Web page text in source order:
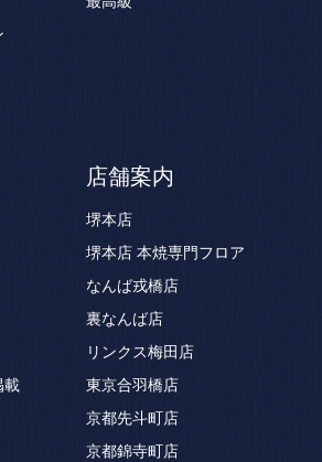
載
店舗案内
堺本店
堺本店 本焼専門フロア
なんば戎橋店
裏なんば店
リンクス梅田店
東京合羽橋店
京都先斗町店
京都錦寺町店